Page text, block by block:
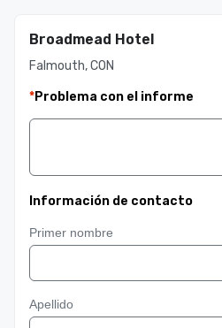
Broadmead Hotel
Falmouth, CON
*Problema con el informe
Información de contacto
Primer nombre
Apellido